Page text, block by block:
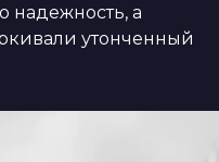
надежность, а
утонченный